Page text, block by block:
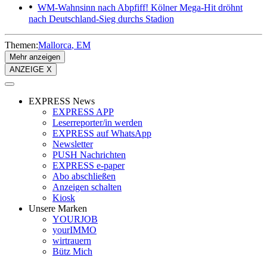
WM-Wahnsinn nach Abpfiff! Kölner Mega-Hit dröhnt
nach Deutschland-Sieg durchs Stadion
Themen:Mallorca EM
Mehr anzeigen
ANZEIGE X
EXPRESS News
EXPRESS APP
Leserreporter/in werden
EXPRESS auf WhatsApp
Newsletter
PUSH Nachrichten
EXPRESS e-paper
Abo abschließen
Anzeigen schalten
Kiosk
Unsere Marken
YOURJOB
yourIMMO
wirtrauern
Bütz Mich